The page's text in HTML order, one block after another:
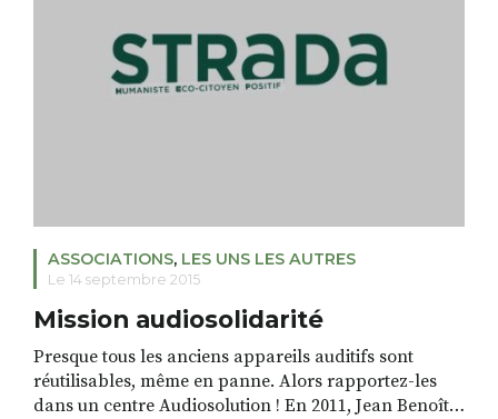
ASSOCIATIONS, LES UNS LES AUTRES
Le 14 septembre 2015
Mission audiosolidarité
Presque tous les anciens appareils auditifs sont
réutilisables, même en panne. Alors rapportez-les
dans un centre Audiosolution ! En 2011, Jean Benoît